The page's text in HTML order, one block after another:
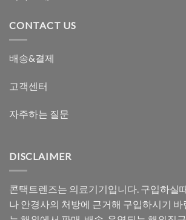
CONTACT US
배송&결제
고객센터
자주하는 질문
DISCLAIMER
콘택트렌즈는 의료기기입니다. 구입하실
나 안경사의 처방에 근거해 구입하시기 바